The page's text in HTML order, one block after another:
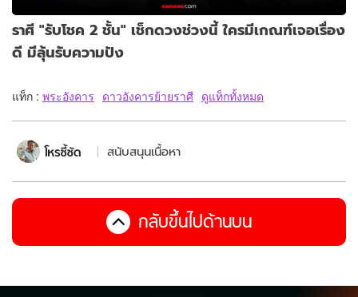
ราศี "รับโชค 2 ชั้น" เช็กดวงช่วงนี้ ใครมีเกณฑ์เจอเรื่อง
ดี มีลุ้นรับความปัง
แท็ก : พระอังคาร ดาวอังคารย้ายราศี ดูแท็กทั้งหมด
สนับสนุนเนื้อหา
กลับขึ้นไปด้านบน